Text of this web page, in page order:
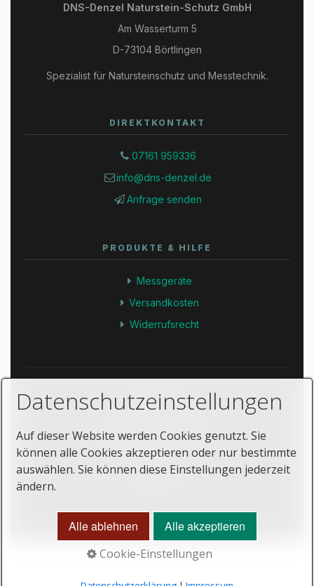
DNS-Denzel Naturstein-Schutz GmbH
Am Wasserturm 5
D-73104 Börtlingen
Spezialist für Natursteinschutz und Messtechnik.
DIREKTKONTAKT
07161 959336
info@dns-denzel.de
Anfrage senden
PRODUKTE & HILFE
Messgeräte
Versandkosten
Widerrufsrecht
IMPRESSUM
BARRIEREFREIHEIT
AGB
© 2026 DNS-DENZEL NATURSTEIN-SCHUTZ GMBH |
PREMIUM NATURSTEINSCHUTZ
Datenschutzeinstellungen
Auf dieser Website werden Cookies genutzt. Sie
können alle Cookies akzeptieren oder nur bestimmte
auswählen. Sie können diese Einstellungen jederzeit
ändern.
Alle ablehnen Alle akzeptieren
Cookie-Einstellungen